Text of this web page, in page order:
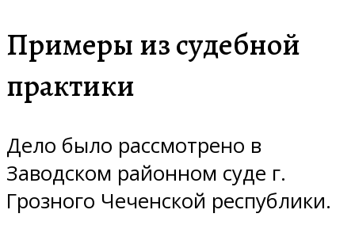
Примеры из судебной
практики
Дело было рассмотрено в
Заводском районном суде г.
Грозного Чеченской республики.